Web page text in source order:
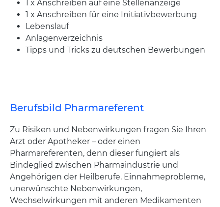
1 x Anschreiben auf eine Stellenanzeige
1 x Anschreiben für eine Initiativbewerbung
Lebenslauf
Anlagenverzeichnis
Tipps und Tricks zu deutschen Bewerbungen
Berufsbild Pharmareferent
Zu Risiken und Nebenwirkungen fragen Sie Ihren
Arzt oder Apotheker – oder einen
Pharmareferenten, denn dieser fungiert als
Bindeglied zwischen Pharmaindustrie und
Angehörigen der Heilberufe. Einnahmeprobleme,
unerwünschte Nebenwirkungen,
Wechselwirkungen mit anderen Medikamenten